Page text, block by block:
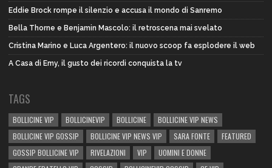
Eddie Brock rompe il silenzio e accusa il mondo di Sanremo
Bella Thorne e Benjamin Mascolo: il retroscena mai svelato
Cristina Marino e Luca Argentero: il nuovo scoop fa esplodere il web
A Casa di Emy, il gusto dei ricordi conquista la tv
TAGS
BOLLICINE VIP BOLLICINEVIP BOLLICINE
BOLLICINE VIP NEWS
BOLLICINE VIP GOSSIP
BOLLICINE VIP NEWS VIP SARA FONTE
FEATURED
GOSSIP BOLLICINE VIP
RIVELAZIONI VIP
UOMINI E DONNE